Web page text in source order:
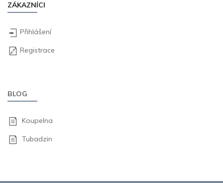
ZÁKAZNÍCI
Přihlášení
Registrace
BLOG
Koupelna
Tubadzin